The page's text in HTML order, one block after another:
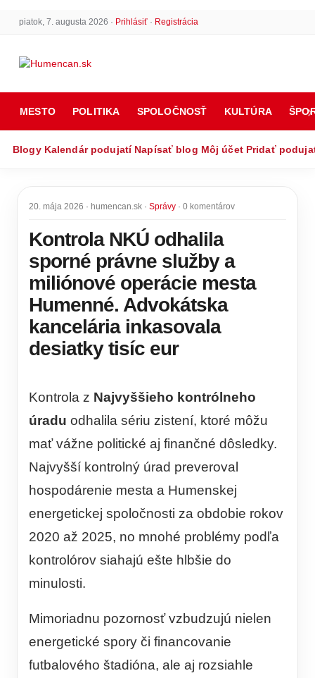
piatok, 7. augusta 2026 · Prihlásiť· Registrácia
MESTO POLITIKA SPOLOČNOSŤ KULTÚRA
Blogy Kalendár podujatí Napísať blog Môj účet Pridať
20. mája 2026 · humencan.sk · Správy · 0 komentárov
Kontrola NKÚ odhalila
sporné právne služby a
miliónové operácie mesta
Humenné. Advokátska
kancelária inkasovala
desiatky tisíc eur
Kontrola z Najvyššieho kontrólneho
úradu odhalila sériu zistení, ktoré môžu
mať vážne politické aj finančné dôsledky.
Najvyšší kontrolný úrad preveroval
hospodárenie mesta a Humenskej
energetickej spoločnosti za obdobie rokov
2020 až 2025, no mnohé problémy podľa
kontrolórov siahajú ešte hlbšie do
minulosti.
Mimoriadnu pozornosť vzbudzujú nielen
energetické spory či financovanie
futbalového štadióna, ale aj rozsiahle